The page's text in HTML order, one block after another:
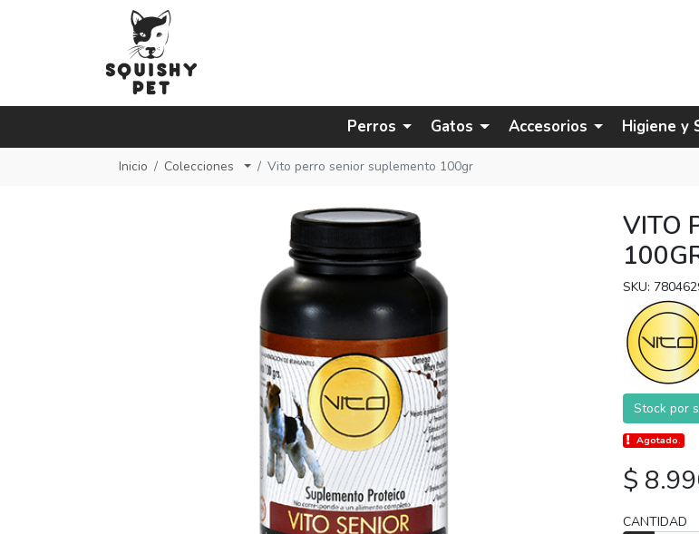
Perros Gatos Accesorios Higiene y
Inicio Colecciones Vito perro senior suplemento 100gr
VITO
SKU:
Stock por
Agotado.
$
CANTIDAD